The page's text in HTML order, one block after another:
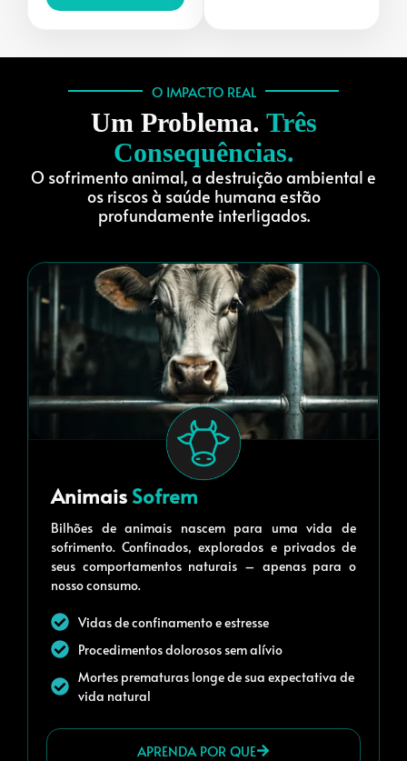
O IMPACTO REAL
Um Problema. Três
Consequências.
O sofrimento animal, a destruição ambiental e
os riscos à saúde humana estão
profundamente interligados.
Animais Sofrem
Bilhões de animais nascem para uma vida de
sofrimento. Confinados, explorados e privados de
seus comportamentos naturais – apenas para o
nosso consumo.
Vidas de confinamento e estresse
Procedimentos dolorosos sem alívio
Mortes prematuras longe de sua expectativa de
vida natural
APRENDA POR QUE